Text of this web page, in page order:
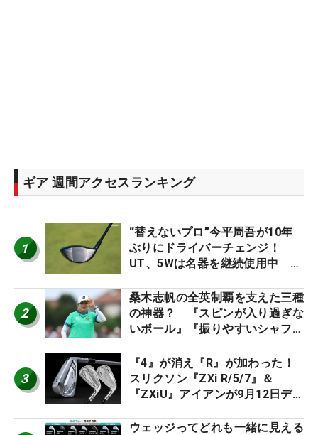
ギア 週間アクセスランキング
1
“替えないプロ”今平周吾が10年
ぶりにドライバーチェンジ！
UT、5Wは名器を継続使用中 #
2
桑木志帆の全英制覇を支えた三種
の神器？ 『スピンが入り過ぎな
いボール』『振りやすいシャフ
ー』 #女子プロセッティング
3
『4』が消え『R』が加わった！
スリクソン『ZXi R/5/7』＆
『ZXiU』アイアンが9月12日デ
ウェッジってどれも一緒に見える